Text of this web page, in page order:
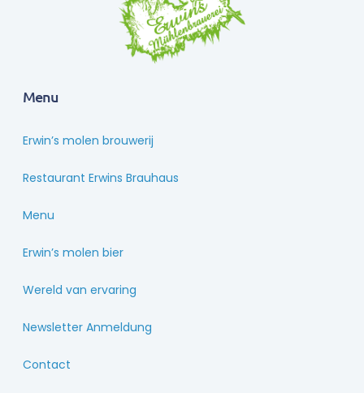
Menu
Erwin’s molen brouwerij
Restaurant Erwins Brauhaus
Menu
Erwin’s molen bier
Wereld van ervaring
Newsletter Anmeldung
Contact